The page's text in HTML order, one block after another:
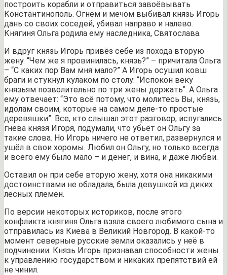
построить корабли и отправиться завоёвывать
Константинополь. Огнём и мечом выбивал князь Игорь
дань со своих соседей, убивал направо и налево.
Княгиня Ольга родила ему наследника, Святослава.
И вдруг князь Игорь привёз себе из похода вторую
жену. “Чем же я провинилась, князь?” – причитала Ольга
– “С каких пор Вам мня мало?” А Игорь осушил ковш
браги и стукнул кулаком по столу: “Испокон веку
князьям позволительно по три жены держать”. А Ольга
ему отвечает: “Это всё потому, что молитесь Вы, князь,
идолам своим, которые на самом деле-то простые
деревяшки”. Все, кто слышал этот разговор, испугались
гнева князя Игоря, подумали, что убьёт он Ольгу за
такие слова. Но Игорь ничего не ответил, развернулся и
ушёл в свои хоромы. Любил он Ольгу, но только всегда
и всего ему было мало – и денег, и вина, и даже любви.
Оставил он при себе вторую жену, хотя она никакими
достоинствами не обладала, была девушкой из диких
лесных племён.
По версии некоторых историков, после этого
конфликта княгиня Ольга взяла своего любимого сына и
отправилась из Киева в Великий Новгород. В какой-то
момент северные русские земли оказались у неё в
подчинении. Князь Игорь признавал способности жены
к управлению государством и никаких препятствий ей
не чинил.